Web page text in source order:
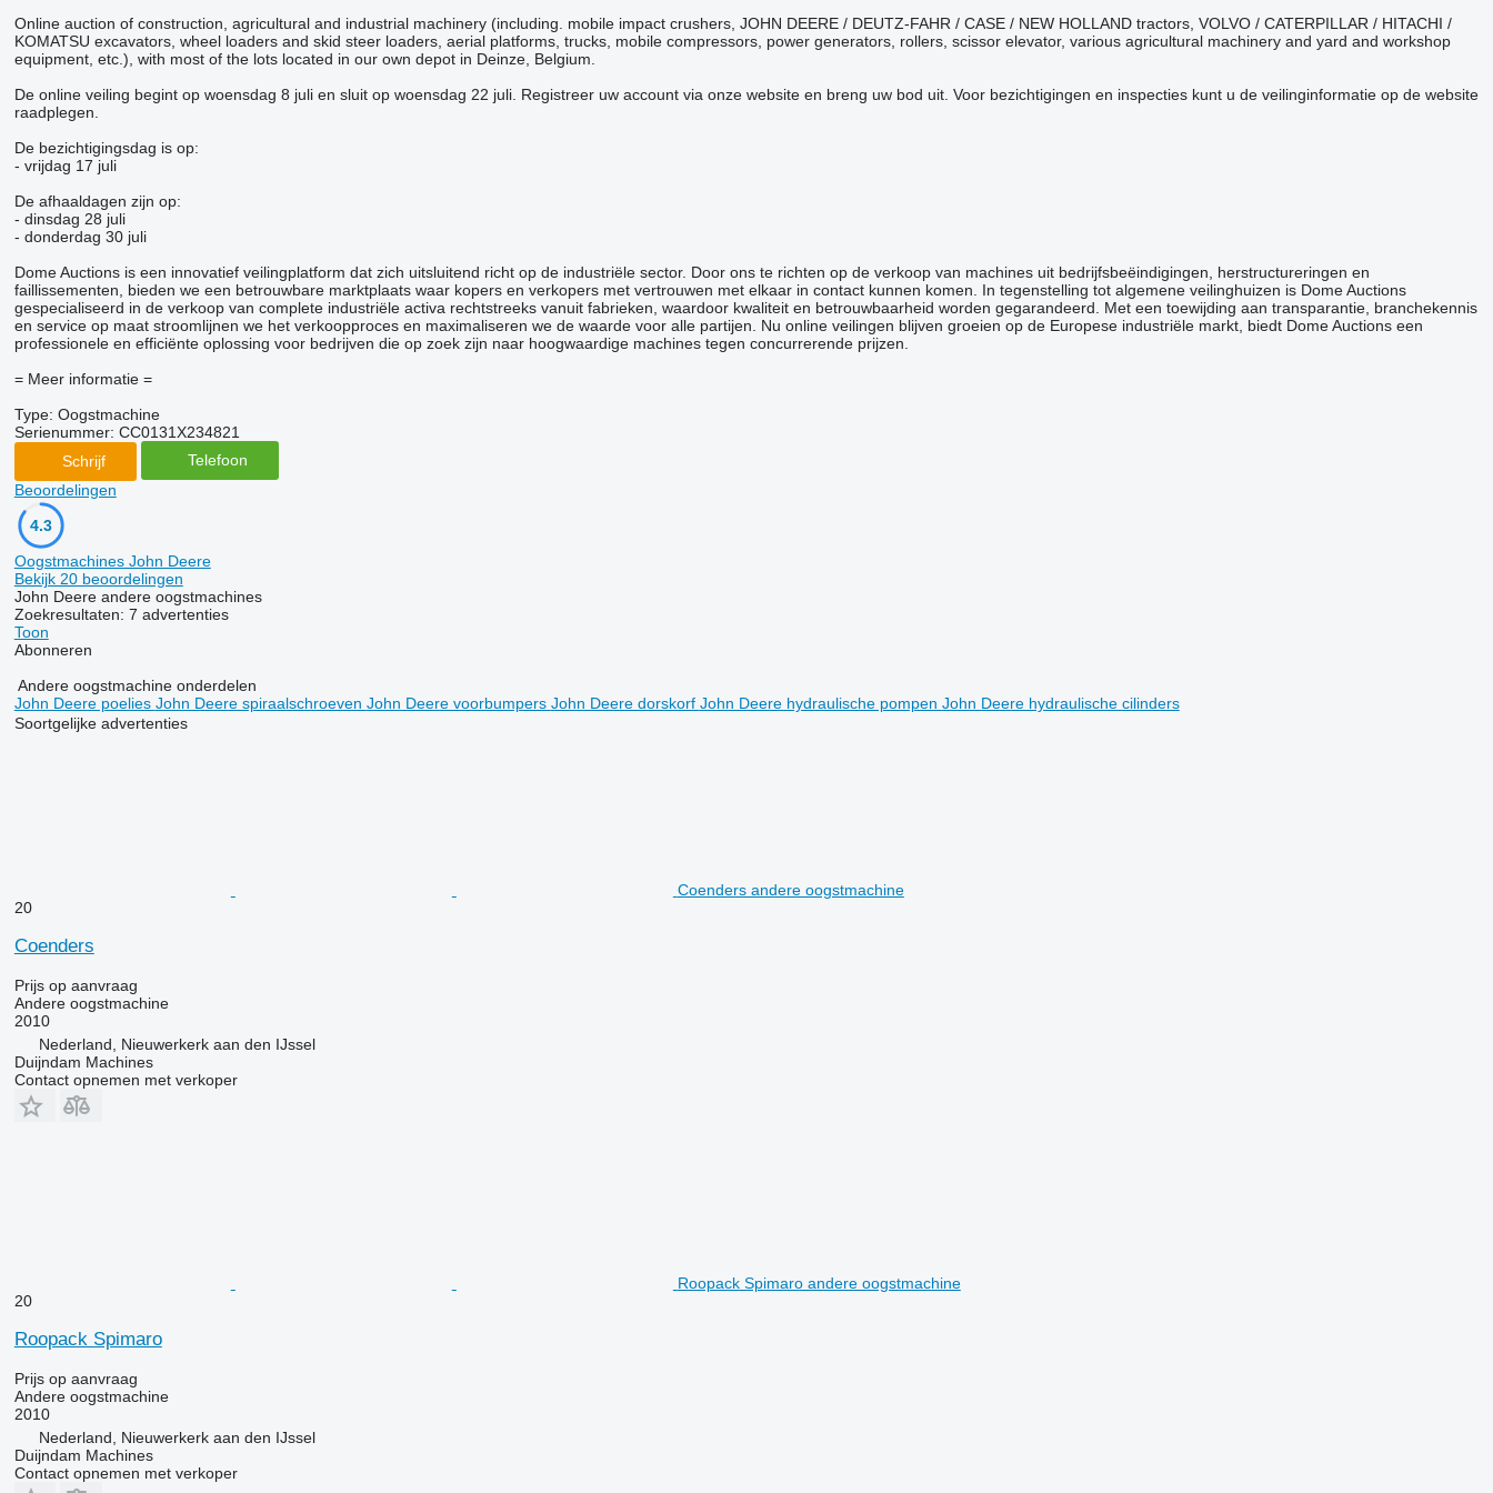
Online auction of construction, agricultural and industrial machinery (including. mobile impact crushers, JOHN DEERE / DEUTZ-FAHR / CASE / NEW HOLLAND tractors, VOLVO / CATERPILLAR / HITACHI /
KOMATSU excavators, wheel loaders and skid steer loaders, aerial platforms, trucks, mobile compressors, power generators, rollers, scissor elevator, various agricultural machinery and yard and workshop
equipment, etc.), with most of the lots located in our own depot in Deinze, Belgium.
De online veiling begint op woensdag 8 juli en sluit op woensdag 22 juli. Registreer uw account via onze website en breng uw bod uit. Voor bezichtigingen en inspecties kunt u de veilinginformatie op de website
raadplegen.
De bezichtigingsdag is op:
- vrijdag 17 juli
De afhaaldagen zijn op:
- dinsdag 28 juli
- donderdag 30 juli
Dome Auctions is een innovatief veilingplatform dat zich uitsluitend richt op de industriële sector. Door ons te richten op de verkoop van machines uit bedrijfsbeëindigingen, herstructureringen en
faillissementen, bieden we een betrouwbare marktplaats waar kopers en verkopers met vertrouwen met elkaar in contact kunnen komen. In tegenstelling tot algemene veilinghuizen is Dome Auctions
gespecialiseerd in de verkoop van complete industriële activa rechtstreeks vanuit fabrieken, waardoor kwaliteit en betrouwbaarheid worden gegarandeerd. Met een toewijding aan transparantie, branchekennis
en service op maat stroomlijnen we het verkoopproces en maximaliseren we de waarde voor alle partijen. Nu online veilingen blijven groeien op de Europese industriële markt, biedt Dome Auctions een
professionele en efficiënte oplossing voor bedrijven die op zoek zijn naar hoogwaardige machines tegen concurrerende prijzen.
= Meer informatie =
Type: Oogstmachine
Serienummer: CC0131X234821
Schrijf
Telefoon
Beoordelingen
4.3
Oogstmachines John Deere
Bekijk 20 beoordelingen
John Deere andere oogstmachines
Zoekresultaten: 7 advertenties
Toon
Abonneren
Andere oogstmachine onderdelen
John Deere poelies John Deere spiraalschroeven John Deere voorbumpers John Deere dorskorf John Deere hydraulische pompen John Deere hydraulische cilinders
Soortgelijke advertenties
Coenders andere oogstmachine
20
Coenders
Prijs op aanvraag
Andere oogstmachine
2010
Nederland, Nieuwerkerk aan den IJssel
Duijndam Machines
Contact opnemen met verkoper
Roopack Spimaro andere oogstmachine
20
Roopack Spimaro
Prijs op aanvraag
Andere oogstmachine
2010
Nederland, Nieuwerkerk aan den IJssel
Duijndam Machines
Contact opnemen met verkoper